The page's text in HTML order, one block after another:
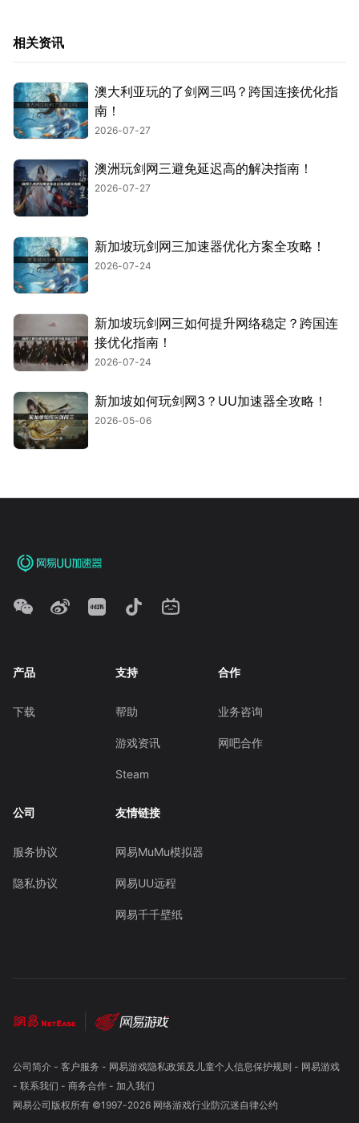
相关资讯
澳大利亚玩的了剑网三吗？跨国连接优化指
南！
2026-07-27
澳洲玩剑网三避免延迟高的解决指南！
2026-07-27
新加坡玩剑网三加速器优化方案全攻略！
2026-07-24
新加坡玩剑网三如何提升网络稳定？跨国连
接优化指南！
2026-07-24
新加坡如何玩剑网3？UU加速器全攻略！
2026-05-06
产品
下载
支持
帮助
游戏资讯
Steam
合作
业务咨询
网吧合作
公司
服务协议
隐私协议
友情链接
网易MuMu模拟器
网易UU远程
网易千千壁纸
公司简介- 客户服务 - 网易游戏隐私政策及儿童个人信息保护规则 - 网易游戏
- 联系我们 - 商务合作- 加入我们
网易公司版权所有 ©1997-2026 网络游戏行业防沉迷自律公约